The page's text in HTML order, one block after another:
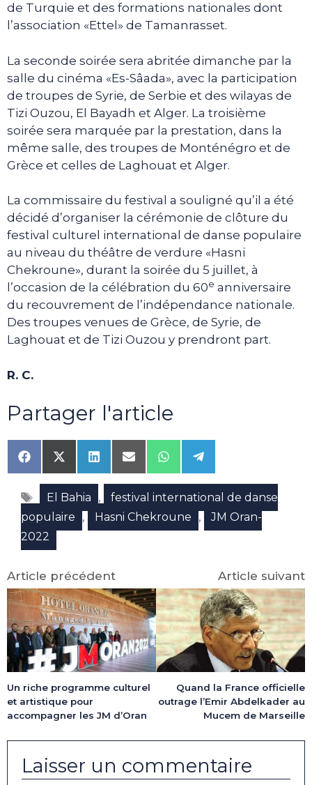
de Turquie et des formations nationales dont
l’association «Ettel» de Tamanrasset.
La seconde soirée sera abritée dimanche par la
salle du cinéma «Es-Sâada», avec la participation
de troupes de Syrie, de Serbie et des wilayas de
Tizi Ouzou, El Bayadh et Alger. La troisième
soirée sera marquée par la prestation, dans la
même salle, des troupes de Monténégro et de
Grèce et celles de Laghouat et Alger.
La commissaire du festival a souligné qu’il a été
décidé d’organiser la cérémonie de clôture du
festival culturel international de danse populaire
au niveau du théâtre de verdure «Hasni
Chekroune», durant la soirée du 5 juillet, à
l’occasion de la célébration du 60e anniversaire
du recouvrement de l’indépendance nationale.
Des troupes venues de Grèce, de Syrie, de
Laghouat et de Tizi Ouzou y prendront part.
R. C.
Partager l'article
Share
on
Facebook
Share
on
X
(Twitter)
Share
on
LinkedIn
Share
on
Email
Share
on
WhatsApp
Share
on
Telegram
Étiquettes
El Bahia ,
festival international de danse
populaire
, Hasni Chekroune ,
JM Oran-
2022
Article précédent
Un riche programme culturel
et artistique pour
accompagner les JM d’Oran
Article suivant
Quand la France officielle
outrage l’Emir Abdelkader au
Mucem de Marseille
Laisser un commentaire